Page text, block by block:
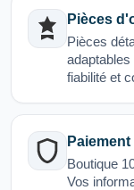
Pièces
Pièces
fiabilité et
Boutique
Vos